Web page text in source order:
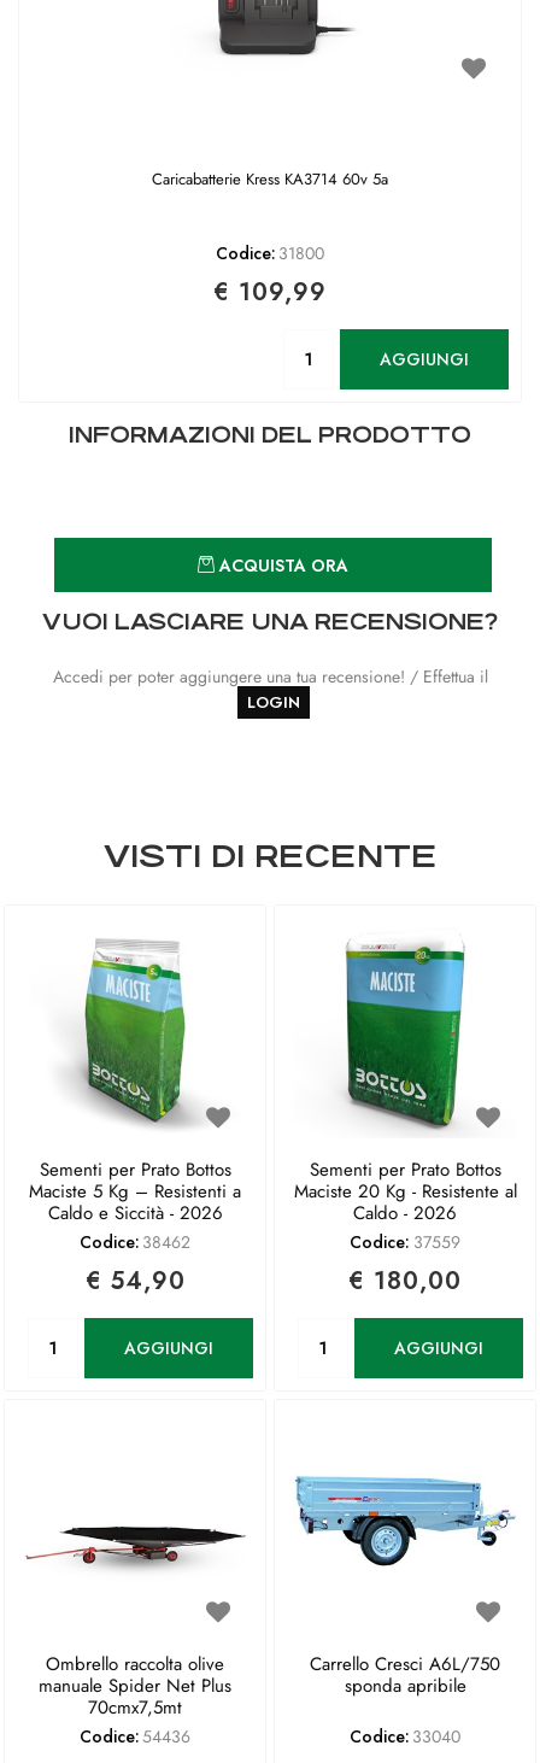
Caricabatterie Kress KA3714 60v 5a
Codice: 31800
€ 109,99
AGGIUNGI
INFORMAZIONI DEL PRODOTTO
ACQUISTA ORA
VUOI LASCIARE UNA RECENSIONE?
Accedi per poter aggiungere una tua recensione! / Effettua il
LOGIN
VISTI DI RECENTE
Sementi per Prato Bottos
Maciste 5 Kg – Resistenti a
Caldo e Siccità - 2026
Codice: 38462
€ 54,90
AGGIUNGI
Sementi per Prato Bottos
Maciste 20 Kg - Resistente al
Caldo - 2026
Codice: 37559
€ 180,00
AGGIUNGI
Ombrello raccolta olive
manuale Spider Net Plus
70cmx7,5mt
Codice:54436
Carrello Cresci A6L/750
sponda apribile
Codice: 33040